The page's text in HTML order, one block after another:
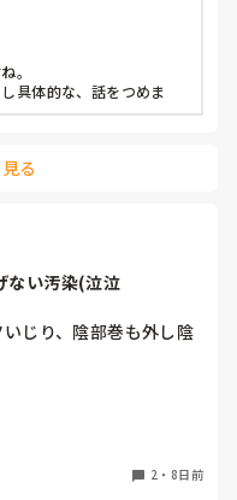
。
具体的な、話をつめま
困ります。ケアマネに、
に戻る時間を○○時ま
同乗者の全員の利用報酬
正直めんどくさい事にな
なら見ます。
無いことを報告して、ス
ゃないかな？無かった時
る
ない汚染(泣泣
じり、陰部巻も外し陰
衣類、ラバー全て交換
すごく弱いです。
2 ・ 8日前